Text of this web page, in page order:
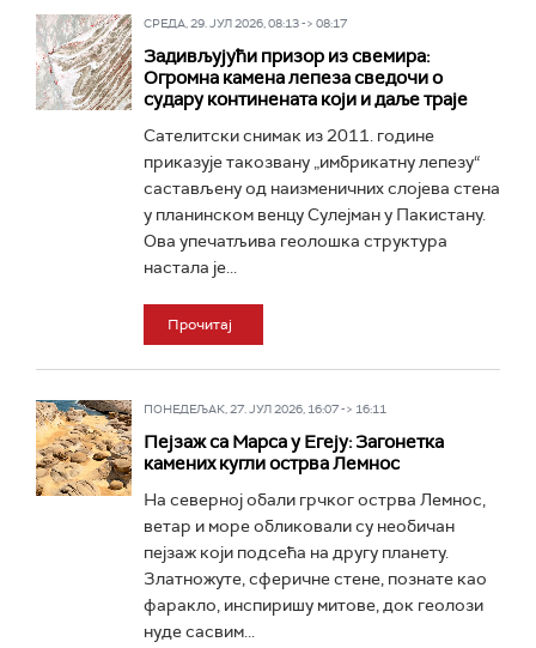
СРЕДА, 29. ЈУЛ 2026, 08:13 -> 08:17
Задивљујући призор из свемира:
Огромна камена лепеза сведочи о
судару континената који и даље траје
Сателитски снимак из 2011. године
приказује такозвану „имбрикатну лепезу“
састављену од наизменичних слојева стена
у планинском венцу Сулејман у Пакистану.
Ова упечатљива геолошка структура
настала је...
Прочитај
ПОНЕДЕЉАК, 27. ЈУЛ 2026, 16:07 -> 16:11
Пејзаж са Марса у Егеју: Загонетка
камених кугли острва Лемнос
На северној обали грчког острва Лемнос,
ветар и море обликовали су необичан
пејзаж који подсећа на другу планету.
Златножуте, сферичне стене, познате као
фаракло, инспиришу митове, док геолози
нуде сасвим...